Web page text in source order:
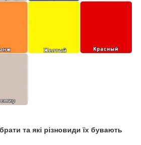
та які різновиди їх бувають